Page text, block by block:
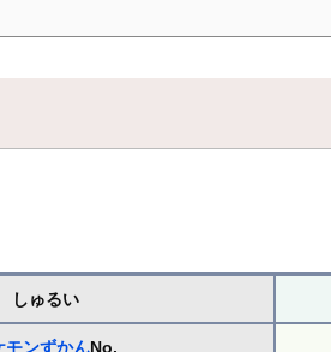
しゅるい
モンずかんNo.